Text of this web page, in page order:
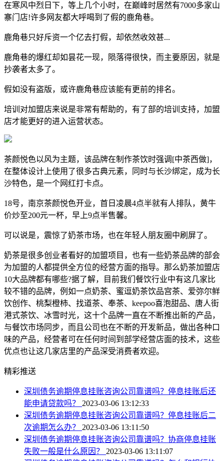
在寒风中烈日下，等上几个小时，在巅峰时居然有7000多家山
寨门店!许多网友都大呼喝到了假的鹿角巷。
鹿角巷只好斥资一个亿去打假，却依然收效甚...
鹿角巷的爆红却如昙花一现，陨落得很快，而主要原因，就是
抄袭者太多了。
假如没有盗版，或许鹿角巷应该能有更前的排名。
培训对加盟店来说是非常有帮助的，有了部的培训支持，加盟
店才能更好的进入运营状态。
茶颜悦色以风为主题，该品牌在制作茶饮时强调[中茶西做]，
在整体设计上使用了很多古典元素，同时与长沙绑定，成为长
沙特色，是一个网红打卡点。
18号，南京茶颜悦色开业，首日凌晨4点半就有人排队，黄牛
价炒至200元一杯，早上9点半售馨。
可以说是，震惊了奶茶市场，也在年轻人朋友圈中刷屏了。
奶茶是很多创业者看好的加盟项目，也有一些奶茶品牌的部会
为加盟的人都提供全方位的经营方面的指导。那么奶茶加盟店
10大品牌都有哪些?据了解，目前我们餐饮行业中有这几家比
较不错的品牌，例如一点奶茶、蜜逗奶茶饮品宫茶、爱弥尔鲜
饮创作、桃梨橙柿、找道茶、奉茶、keepoo喜泡甜品、唐人街
港式茶饮、冰雪时光，这十个品牌一直在不断推出新的产品，
与餐饮市场同步，而且公司也在不断的开发新品，做出各种口
味的产品，经营者可在任何时间到部学经营店面的技术，这些
优点也让这几家店里的产品深受消费者欢迎。
精彩推送
深圳债务逾期停息挂账咨询公司靠谱吗？停息挂账后还
能申请贷款吗？ 2023-03-06 13:12:33
深圳债务逾期停息挂账咨询公司靠谱吗？停息挂账后二
次逾期怎么办？ 2023-03-06 13:11:50
深圳债务逾期停息挂账咨询公司靠谱吗？协商停息挂账
失败一般是什么原因？ 2023-03-06 13:11:07